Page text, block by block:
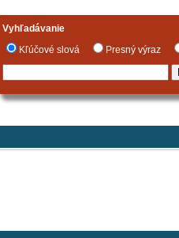
Vyhľadávanie
Kľúčové slová
Presný výraz